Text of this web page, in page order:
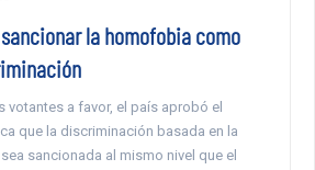
la homofobia como
votantes a favor, el país aprobó el
que la discriminación basada en la
sancionada al mismo nivel que el